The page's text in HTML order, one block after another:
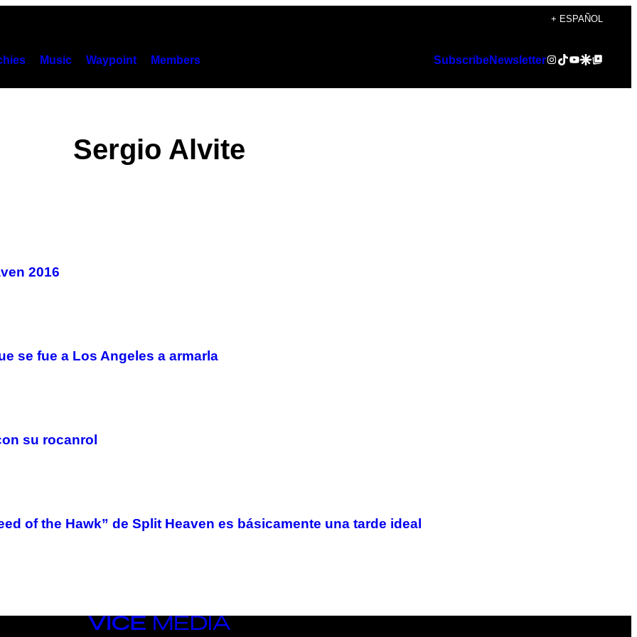
+ ESPAÑOL
Music Waypoint Members SubscribeNewsletterInstagram
TikTok
YouTube
Google Discover
Google Top Posts
Sergio Alvite
2016
se fue a Los Angeles a armarla
su rocanrol
of the Hawk” de Split Heaven es básicamente una tarde ideal
VICE